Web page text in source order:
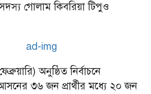
গোলাম কিবরিয়া টিপুও
অনুষ্ঠিত নির্বাচনে
৩৬ জন প্রার্থীর মধ্যে ২০ জন